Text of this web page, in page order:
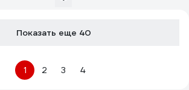
Показать еще 40
1 2 3 4